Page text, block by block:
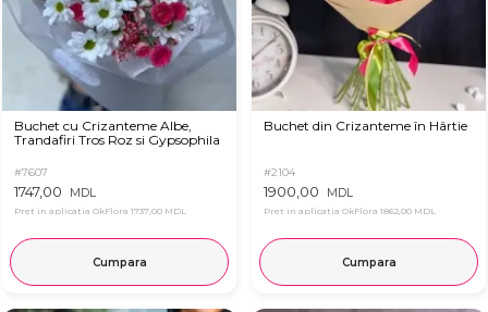
Buchet cu Crizanteme Albe,
Trandafiri Tros Roz si Gypsophila
#7607
1747,00 MDL
Pret in aplicatia OkFlora 1737,00 MDL
Cumpara
Buchet din Crizanteme în Hârtie
#2104
1900,00 MDL
Pret in aplicatia OkFlora 1862,00 MDL
Cumpara